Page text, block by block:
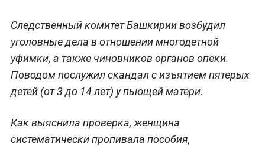
Следственный комитет Башкирии возбудил
уголовные дела в отношении многодетной
уфимки, а также чиновников органов опеки.
Поводом послужил скандал с изъятием пятерых
детей (от 3 до 14 лет) у пьющей матери.
Как выяснила проверка, женщина
систематически пропивала пособия,